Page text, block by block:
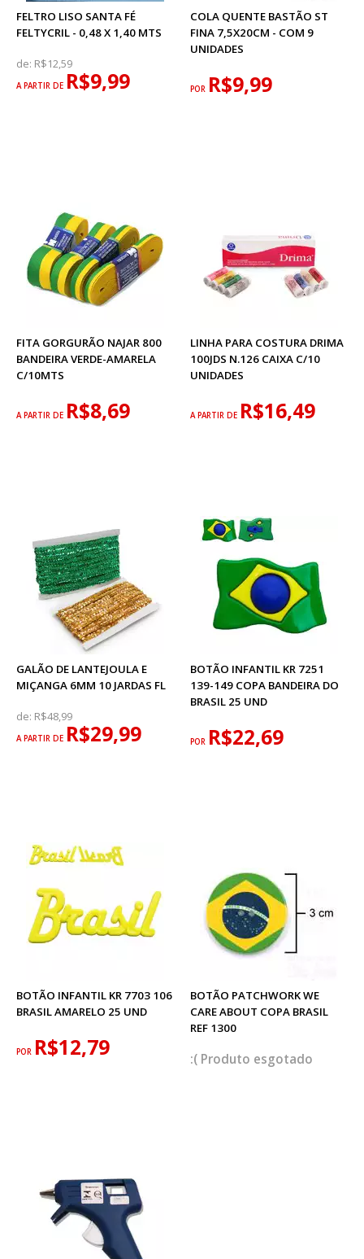
FELTRO LISO SANTA FÉ
FELTYCRIL - 0,48 X 1,40 MTS
de: R$12,59
A PARTIR DE R$9,99
COLA QUENTE BASTÃO ST
FINA 7,5X20CM - COM 9
UNIDADES
POR R$9,99
FITA GORGURÃO NAJAR 800
BANDEIRA VERDE-AMARELA
C/10MTS
A PARTIR DE R$8,69
LINHA PARA COSTURA DRIMA
100JDS N.126 CAIXA C/10
UNIDADES
A PARTIR DE R$16,49
GALÃO DE LANTEJOULA E
MIÇANGA 6MM 10 JARDAS FL
de: R$48,99
A PARTIR DE R$29,99
BOTÃO INFANTIL KR 7251
139-149 COPA BANDEIRA DO
BRASIL 25 UND
POR R$22,69
BOTÃO INFANTIL KR 7703 106
BRASIL AMARELO 25 UND
POR R$12,79
BOTÃO PATCHWORK WE
CARE ABOUT COPA BRASIL
REF 1300
esgotado